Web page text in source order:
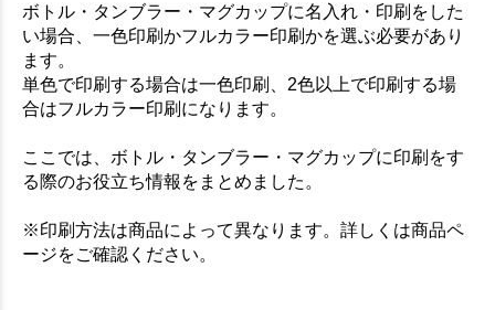
ボトル・タンブラー・マグカップに名入れ・印刷をした
い場合、一色印刷かフルカラー印刷かを選ぶ必要があり
ます。
単色で印刷する場合は一色印刷、2色以上で印刷する場
合はフルカラー印刷になります。
ここでは、ボトル・タンブラー・マグカップに印刷をす
る際のお役立ち情報をまとめました。
※印刷方法は商品によって異なります。詳しくは商品ペ
ージをご確認ください。